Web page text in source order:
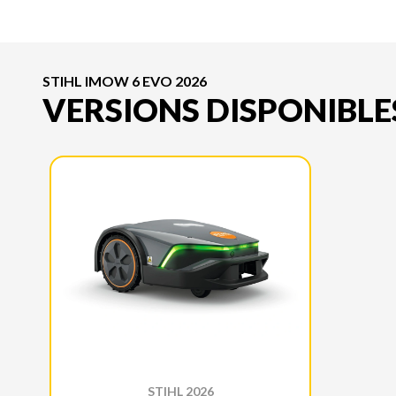
STIHL IMOW 6 EVO 2026
VERSIONS
STIHL 2026